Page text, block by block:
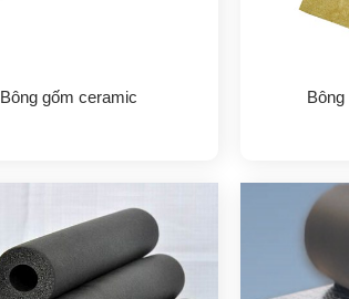
Bông gốm ceramic Bông